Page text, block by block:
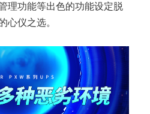
理功能等出色的功能设定脱
心仪之选。